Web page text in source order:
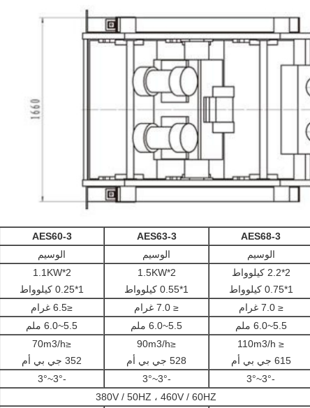
AES68-3
AES63-3
AES60-3
الوسيم الوسيم الوسيم
2*2.2 كيلوواط
1*0.75 كيلوواط
2*1.5KW
1*0.55 كيلوواط
2*1.1KW
1*0.25 كيلوواط
≤ 7.0 غرام ≤ 7.0 غرام
≤6.5 غرام
5.5~6.0 ملم 5.5~6.0 ملم 5.5~6.0 ملم
≤ 110m3/h
615 جي بي أم
≤90m3/h
528 جي بي أم
≤70m3/h
352 جي بي أم
-3°~3°
-3°~3°
-3°~3°
380V / 50HZ ، 460V / 60HZ